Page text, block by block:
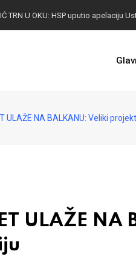
ULAŽE NA BALKANU: Veliki
ULAŽE